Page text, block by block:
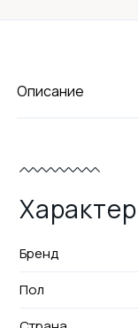
Описание
Бренд
Пол